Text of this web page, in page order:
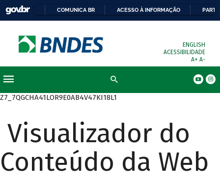
COMUNICA BR ACESSO À INFORMAÇÃO
ENGLISH
ACESSIBILIDADE
A+ A-
Z7_7QGCHA41LOR9E0AB4V47KI18L1
Visualizador do
Conteúdo da Web